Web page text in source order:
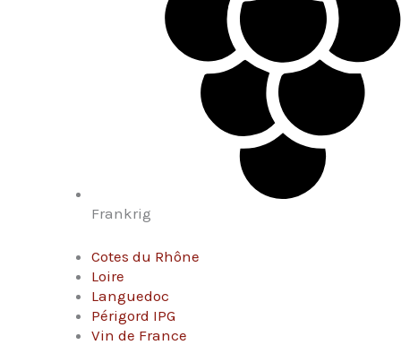
Frankrig
Cotes du Rhône
Loire
Languedoc
Périgord IPG
Vin de France